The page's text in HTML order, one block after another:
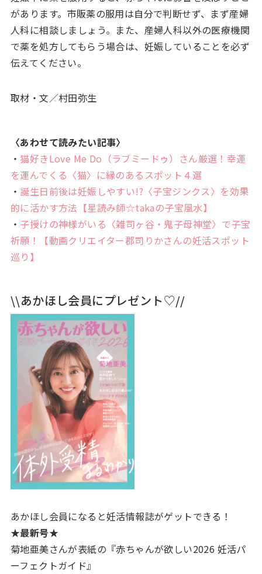
があります。市販薬の服用は自分で判断せず、まず産婦
人科に相談しましょう。また、産婦人科以外の医療機関
で薬を処方してもらう場合は、妊娠していることを必ず
伝えてください。
取材・文／村田弥生
〈あわせて読みたい記事〉
・ 猫好きLove Me Do（ラブミードゥ）さん厳選！幸運
を運んでくる〈猫〉に縁のあるスポット４選
・ 誕生日前後は妊娠しやすい!?〈子宝ジンクス〉を効果
的に活かす方法【星読み師☆takaの子宝風水】
・ 子授けの神様がいる〈雑司ヶ谷・鬼子母神堂〉で子宝
祈願！【動画クリエイター郡司りかさんの妊活スポット
巡り】
\\あかほし会員にプレゼント♡//
あかほし会員になると妊活情報誌がゲットできる！
★最新号★
菊地亜美さんが表紙の『赤ちゃんが欲しい2026 妊活パ
ーフェクトガイド』